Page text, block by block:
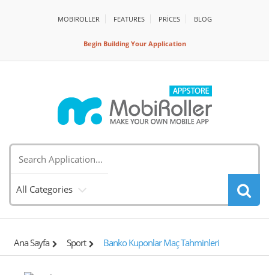
MOBIROLLER FEATURES PRİCES BLOG
Begin Building Your Application
All Categories
Ana Sayfa Sport Banko Kuponlar Maç Tahminleri